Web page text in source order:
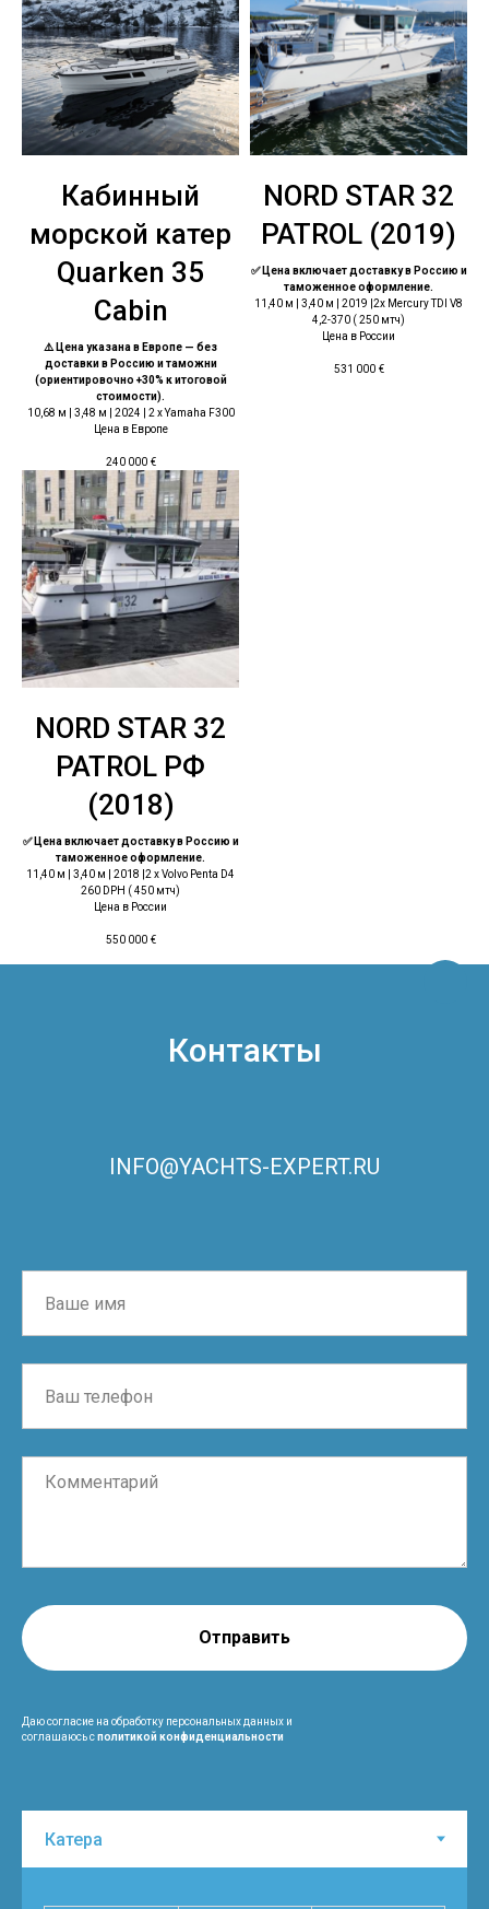
Кабинный
морской катер
Quarken 35
Cabin
⚠️ Цена указана в Европе — без
доставки в Россию и таможни
(ориентировочно +30% к итоговой
стоимости).
10,68 м | 3,48 м | 2024 | 2 х Yamaha F300
Цена в Европе
240 000 €
NORD STAR 32
PATROL (2019)
✅ Цена включает доставку в Россию и
таможенное оформление.
11,40 м | 3,40 м | 2019 |2x Mercury TDI V8
4,2-370 ( 250 мтч)
Цена в России
531 000 €
NORD STAR 32
PATROL РФ
(2018)
✅ Цена включает доставку в Россию и
таможенное оформление.
11,40 м | 3,40 м | 2018 |2 x Volvo Penta D4
260 DPН ( 450 мтч)
Цена в России
550 000 €
Контакты
INFO@YACHTS-EXPERT.RU
Отправить
Даю согласие на обработку персональных данных и
соглашаюсь сполитикой конфиденциальности